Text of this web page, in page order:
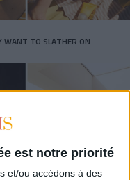
est notre priorité
et/ou accédons à des
WANT TO SLATHER ON